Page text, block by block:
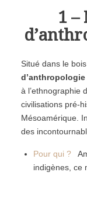
1 –
Situé dans le
d’anthropologie
à l’ethnographie
civilisations pré-
Mésoamérique.
des
Pour qui ?
indigènes, ce